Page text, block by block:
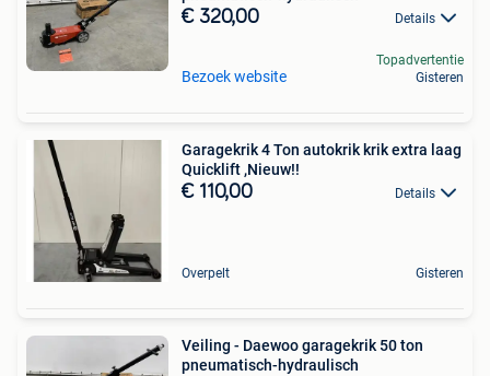
€ 320,00 Details
Bezoek website
Topadvertentie
Gisteren
Garagekrik 4 Ton autokrik krik extra laag
Quicklift ,Nieuw!!
€ 110,00 Details
Overpelt Gisteren
Veiling - Daewoo garagekrik 50 ton
pneumatisch-hydraulisch